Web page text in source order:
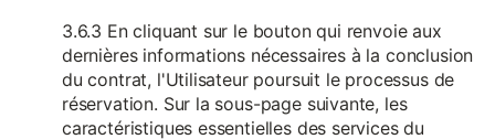
3.6.3 En cliquant sur le bouton qui renvoie aux
dernières informations nécessaires à la conclusion
du contrat, l'Utilisateur poursuit le processus de
réservation. Sur la sous-page suivante, les
caractéristiques essentielles des services du